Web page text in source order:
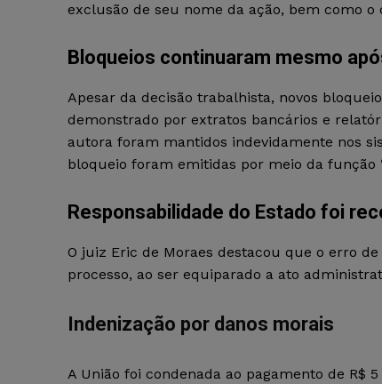
exclusão de seu nome da ação, bem como o
Bloqueios continuaram mesmo
Apesar da decisão trabalhista, novos
demonstrado por extratos bancários e
autora foram mantidos indevidamente nos
bloqueio foram emitidas por meio da função
Responsabilidade do Estado foi
O juiz Eric de Moraes destacou que o erro
processo, ao ser equiparado a ato
Indenização por danos morais
A União foi condenada ao pagamento de R$